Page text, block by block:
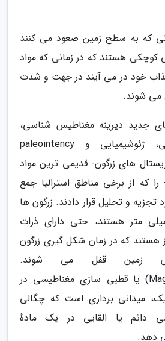
که به سطح زمین صعود می کنند
هستند که در زمانی که مواد
خود در می آیند در جهت و شدت
می شوند.
جدید دیرینه مغناطیس شناسی،
میکروسکوپ الکترونی، ژئوشیمیایی و paleointency
های زرگون- قدیمی ترین مواد
که از برخی مناطق استرالیا جمع
و تحلیل قرار دادند. زرگون ها
متر هستند، حتی دارای ذرات
هستند که در زمان شکل گیری زرگون
زمین قفل می شوند.
مغناطش(Magnetization) یا قطبی سازی مغناطیسی در
میدانی برداری است که چگالی
دائم یا القایی در یک مادهٔ
دهد.